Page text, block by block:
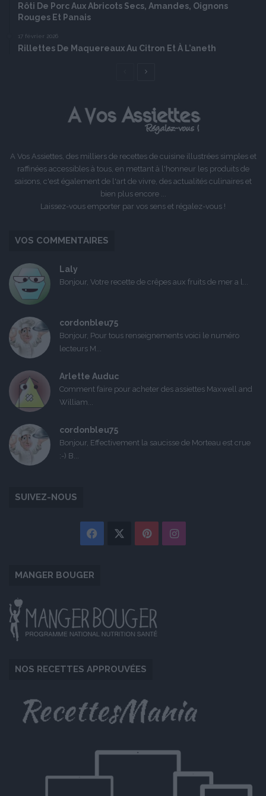
Rôti De Porc Aux Abricots Secs, Amandes, Oignons
Rouges Et Panais
17 février 2026
Rillettes De Maquereaux Au Citron Et À L’aneth
Page
A Vos Assiettes, des milliers de recettes de cuisine illustrées simples et
raffinées accessibles à tous, en mettant à l'honneur les produits de
saisons, c'est également de l'art de vivre, des actualités culinaires et
bien plus encore ...
Laissez-vous emporter par vos sens et régalez-vous !
VOS COMMENTAIRES
Laly
Bonjour, Votre recette de crêpes aux fruits de mer a l...
cordonbleu75
Bonjour, Pour tous renseignements voici le numéro
lecteurs M...
Arlette Auduc
Comment faire pour acheter des assiettes Maxwell and
William...
cordonbleu75
Bonjour, Effectivement la saucisse de Morteau est crue
:-) B...
SUIVEZ-NOUS
Facebook PinterestInstagram
MANGER BOUGER
NOS RECETTES APPROUVÉES